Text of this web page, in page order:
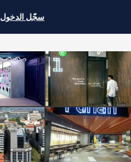
سجّل الدخول